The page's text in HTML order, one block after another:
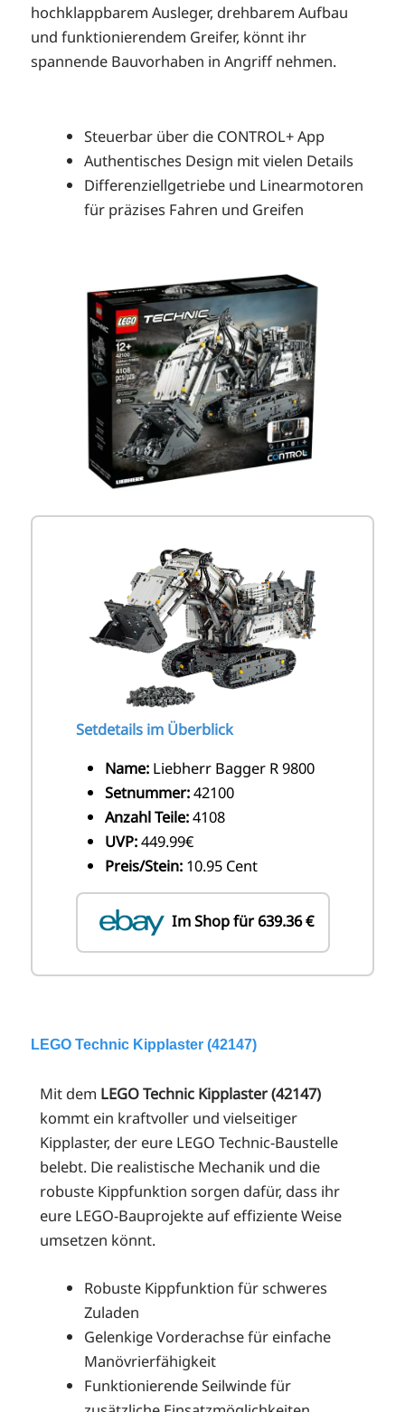
hochklappbarem Ausleger, drehbarem Aufbau
und funktionierendem Greifer, könnt ihr
spannende Bauvorhaben in Angriff nehmen.
Steuerbar über die CONTROL+ App
Authentisches Design mit vielen Details
Differenziellgetriebe und Linearmotoren
für präzises Fahren und Greifen
Setdetails im Überblick
Name:Liebherr Bagger R 9800
Setnummer:42100
Anzahl Teile:4108
UVP:449.99€
Preis/Stein:10.95 Cent
Im Shop für 639.36 €
LEGO Technic Kipplaster (42147)
Mit dem LEGO Technic Kipplaster (42147)
kommt ein kraftvoller und vielseitiger
Kipplaster, der eure LEGO Technic-Baustelle
belebt. Die realistische Mechanik und die
robuste Kippfunktion sorgen dafür, dass ihr
eure LEGO-Bauprojekte auf effiziente Weise
umsetzen könnt.
Robuste Kippfunktion für schweres
Zuladen
Gelenkige Vorderachse für einfache
Manövrierfähigkeit
Funktionierende Seilwinde für